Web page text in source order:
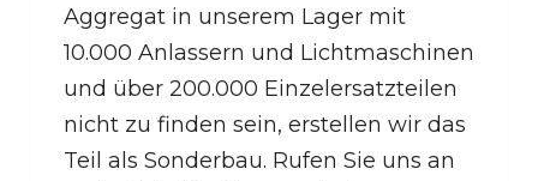
Aggregat in unserem Lager mit
10.000 Anlassern und Lichtmaschinen
und über 200.000 Einzelersatzteilen
nicht zu finden sein, erstellen wir das
Teil als Sonderbau. Rufen Sie uns an